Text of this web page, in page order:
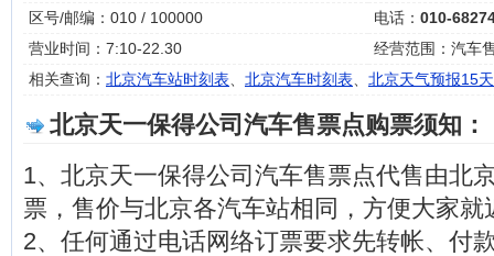
区号/邮编：010 / 100000
电话： 010-
营业时间：7:10-22.30
经营范围：汽车
相关查询： 北京汽车站时刻表 北京汽车时刻表 北京天气预报15天
北京天一保得公司汽车售票点购票须知：
1、北京天一保得公司汽车售票点代售由北
票，售价与北京各汽车站相同，方便大家就
2、任何通过电话网络订票要求先转帐、付